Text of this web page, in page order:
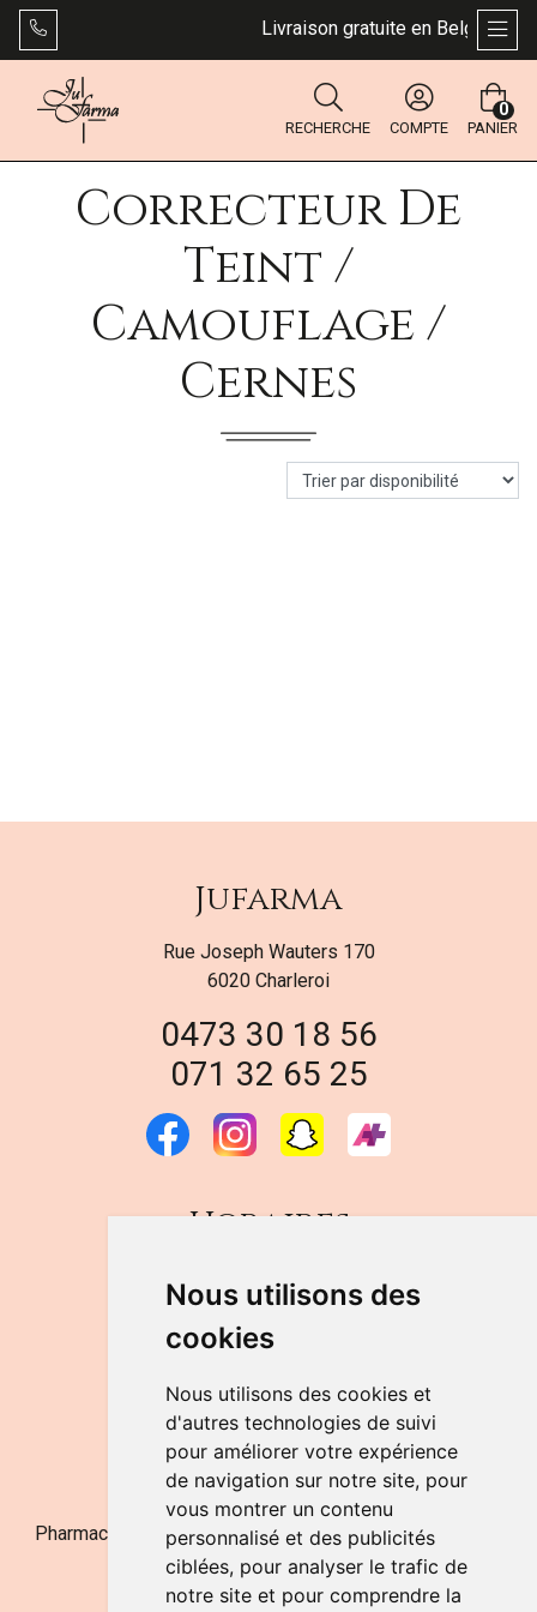
Nous utilisons des
cookies
Nous utilisons des cookies et
d'autres technologies de suivi
pour améliorer votre expérience
de navigation sur notre site, pour
vous montrer un contenu
personnalisé et des publicités
ciblées, pour analyser le trafic de
notre site et pour comprendre la
Livraison gratuite en Belgique
RECHERCHE COMPTE PANIER
0
Correcteur De
Teint /
Camouflage /
Cernes
Jufarma
Rue Joseph Wauters 170
6020 Charleroi
0473 30 18 56
071 32 65 25
Horaires
DU LUNDI AU VENDREDI
de 9h à 12h30 et de 14h à 18h
LE SAMEDI
de 9h à 12h30
NOUS CONTACTER
Pharmacie Jufarma - Fatima Abachra - APB 521704 - N°
Entreprise BE0882-700-592